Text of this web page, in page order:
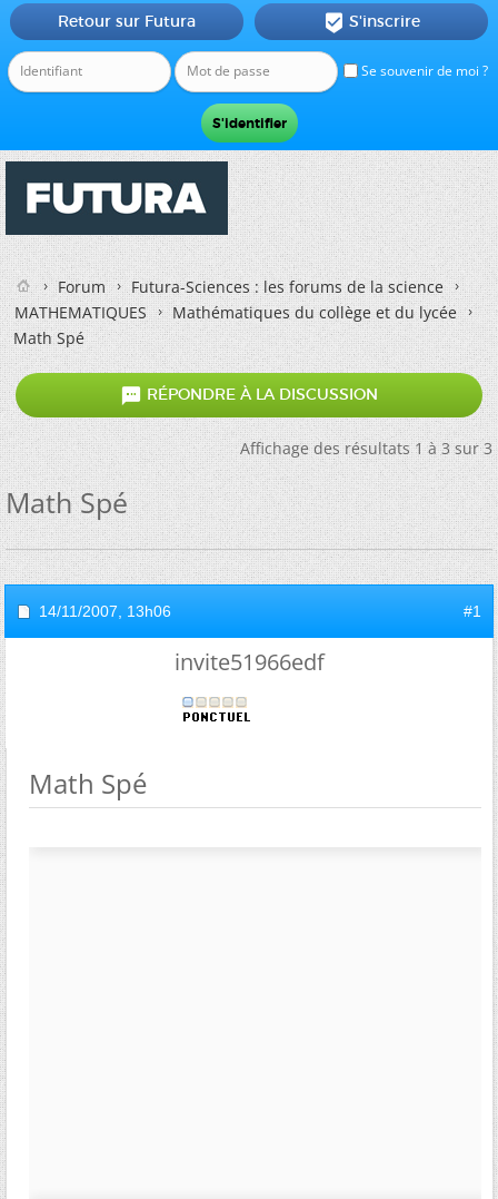
Se souvenir de moi ?
Retour sur Futura  S'inscrire
Forum
Futura-Sciences : les forums de la science
MATHEMATIQUES
Mathématiques du collège et du lycée
Math Spé
 RÉPONDRE À LA DISCUSSION
Affichage des résultats 1 à 3 sur 3
Math Spé
14/11/2007, 13h06 #1
invite51966edf
Math Spé